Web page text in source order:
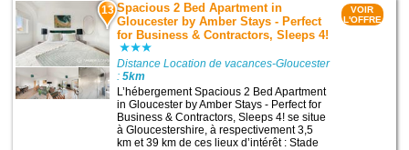
13 Spacious 2 Bed Apartment in
Gloucester by Amber Stays - Perfect
for Business & Contractors, Sleeps 4!
Distance Location de vacances-Gloucester
:5km
L’hébergement Spacious 2 Bed Apartment
in Gloucester by Amber Stays - Perfect for
Business & Contractors, Sleeps 4! se situe
à Gloucestershire, à respectivement 3,5
km et 39 km de ces lieux d’intérêt : Stade
VOIR
L'OFFRE